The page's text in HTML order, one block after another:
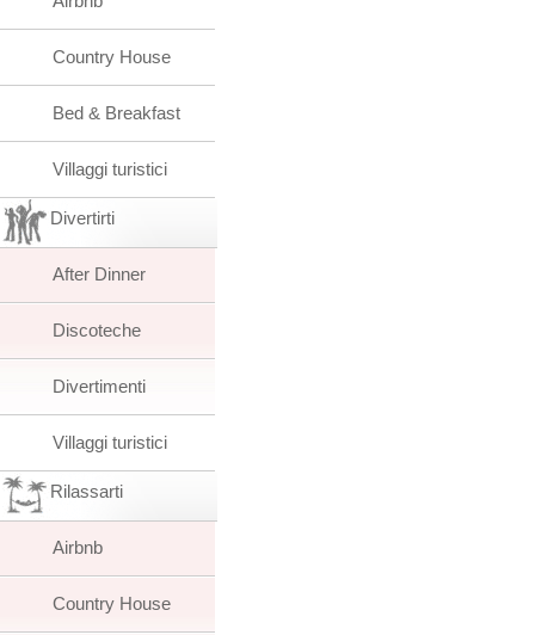
Country House
Bed & Breakfast
Villaggi turistici
Divertirti
After Dinner
Discoteche
Divertimenti
Villaggi turistici
Rilassarti
Airbnb
Country House